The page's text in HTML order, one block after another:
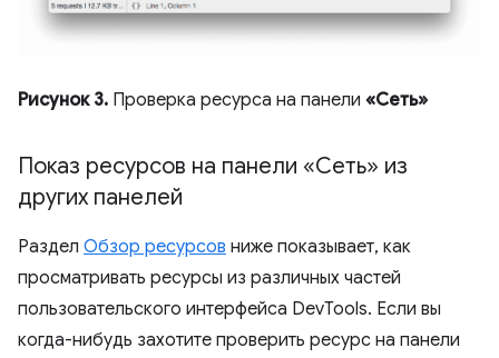
Рисунок 3. Проверка ресурса на панели «Сеть»
Показ ресурсов на панели «Сеть» из
других панелей
Раздел Обзор ресурсов ниже показывает, как
просматривать ресурсы из различных частей
пользовательского интерфейса DevTools. Если вы
когда-нибудь захотите проверить ресурс на панели